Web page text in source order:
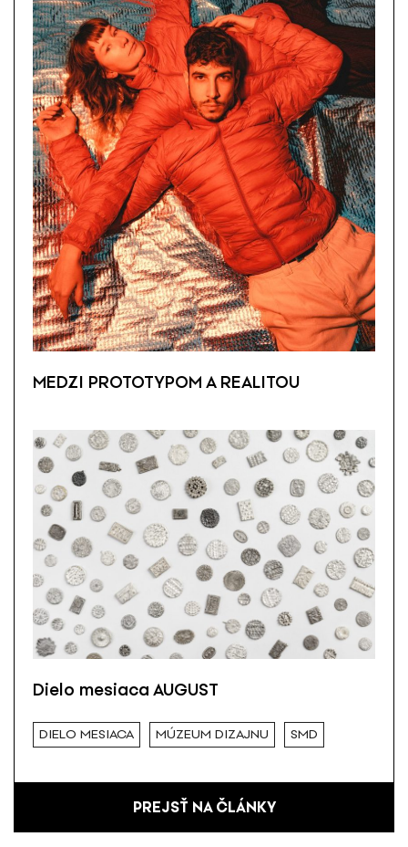
MEDZI PROTOTYPOM A REALITOU
Dielo mesiaca AUGUST
DIELO MESIACA MÚZEUM DIZAJNU SMD
PREJSŤ NA ČLÁNKY